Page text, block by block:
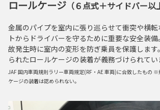
ロールケージ （６点式＋サイドバー以
金属のパイプを室内に張り巡らせて衝突や横
トからドライバーを守るために重要な安全装
故発生時に室内の変形を防ぎ乗員を保護しま
られたロールケージの装着が義務づけられてい
JAF 国内車両規則ラリー車両規定(RF・AE 車両)に合致したもの
ケージの装着は認められない。